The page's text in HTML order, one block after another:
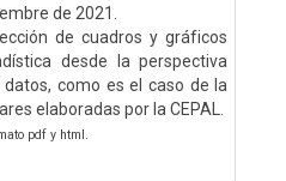
de 2021.
de cuadros y gráficos
desde la perspectiva
como es el caso de la
elaboradas por la CEPAL.
pdf y html.